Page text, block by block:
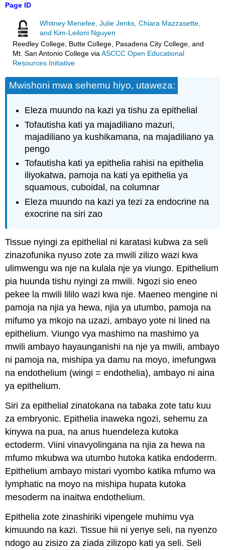
Page ID
Whitney Menefee, Julie Jenks, Chiara Mazzasette,
and Kim-Leiloni Nguyen
Reedley College, Butte College, Pasadena City College, and
Mt. San Antonio Collegevia ASCCC Open Educational
Resources Initiative
Mwishoni mwa sehemu hiyo, utaweza:
Eleza muundo na kazi ya tishu za epithelial
Tofautisha kati ya majadiliano mazuri,
majadiliano ya kushikamana, na majadiliano ya
pengo
Tofautisha kati ya epithelia rahisi na epithelia
iliyokatwa, pamoja na kati ya epithelia ya
squamous, cuboidal, na columnar
Eleza muundo na kazi ya tezi za endocrine na
exocrine na siri zao
Tissue nyingi za epithelial ni karatasi kubwa za seli
zinazofunika nyuso zote za mwili zilizo wazi kwa
ulimwengu wa nje na kulala nje ya viungo. Epithelium
pia huunda tishu nyingi za mwili. Ngozi sio eneo
pekee la mwili lililo wazi kwa nje. Maeneo mengine ni
pamoja na njia ya hewa, njia ya utumbo, pamoja na
mifumo ya mkojo na uzazi, ambayo yote ni lined na
epithelium. Viungo vya mashimo na mashimo ya
mwili ambayo hayaunganishi na nje ya mwili, ambayo
ni pamoja na, mishipa ya damu na moyo, imefungwa
na endothelium (wingi = endothelia), ambayo ni aina
ya epithelium.
Siri za epithelial zinatokana na tabaka zote tatu kuu
za embryonic. Epithelia inaweka ngozi, sehemu za
kinywa na pua, na anus huendeleza kutoka
ectoderm. Viini vinavyolingana na njia za hewa na
mfumo mkubwa wa utumbo hutoka katika endoderm.
Epithelium ambayo mistari vyombo katika mfumo wa
lymphatic na moyo na mishipa hupata kutoka
mesoderm na inaitwa endothelium.
Epithelia zote zinashiriki vipengele muhimu vya
kimuundo na kazi. Tissue hii ni yenye seli, na nyenzo
ndogo au zisizo za ziada zilizopo kati ya seli. Seli